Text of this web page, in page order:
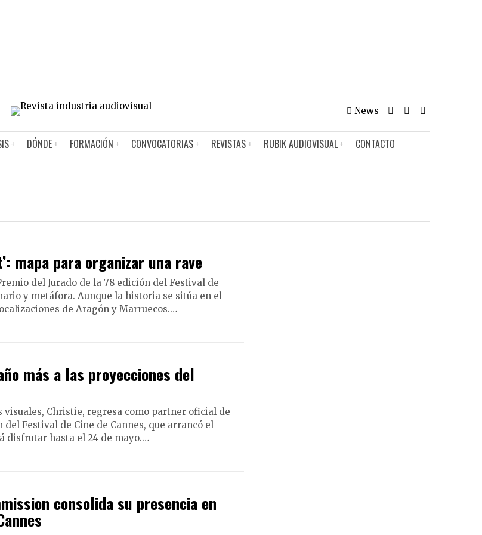
News
DÓNDE FORMACIÓN CONVOCATORIAS REVISTAS RUBIK AUDIOVISUAL CONTACTO
mapa para organizar una rave
del Jurado de la 78 edición del Festival de
y metáfora. Aunque la historia se sitúa en el
de Aragón y Marruecos.…
más a las proyecciones del
visuales, Christie, regresa como partner oficial de
del Festival de Cine de Cannes, que arrancó el
disfrutar hasta el 24 de mayo.…
consolida su presencia en